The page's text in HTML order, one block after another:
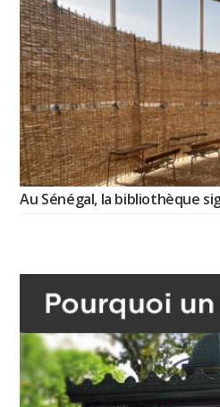
Au Sénégal, la bibliothèque